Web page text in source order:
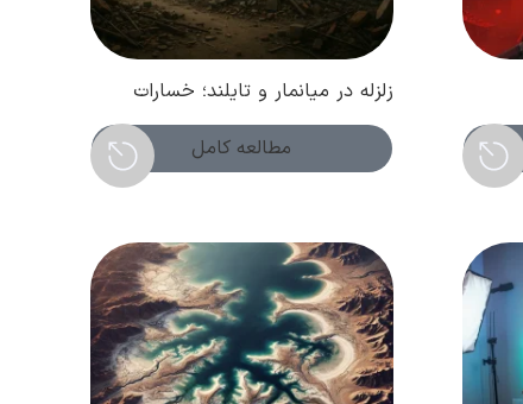
زلزله در میانمار و تایلند؛ خسارات
گسترده و اعلام وضعیت اضطراری
مطالعه کامل